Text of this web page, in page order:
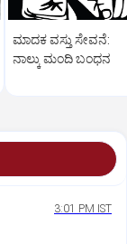
ಮಾದಕ ವಸ್ತು ಸೇವನೆ:
ನಾಲ್ಕು ಮಂದಿ ಬಂಧನ
3:01 PM IST